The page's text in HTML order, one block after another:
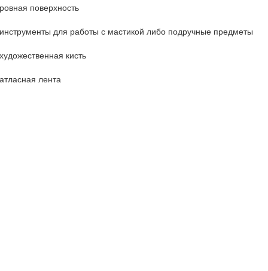
ровная поверхность
инструменты для работы с мастикой либо подручные предметы
художественная кисть
атласная лента